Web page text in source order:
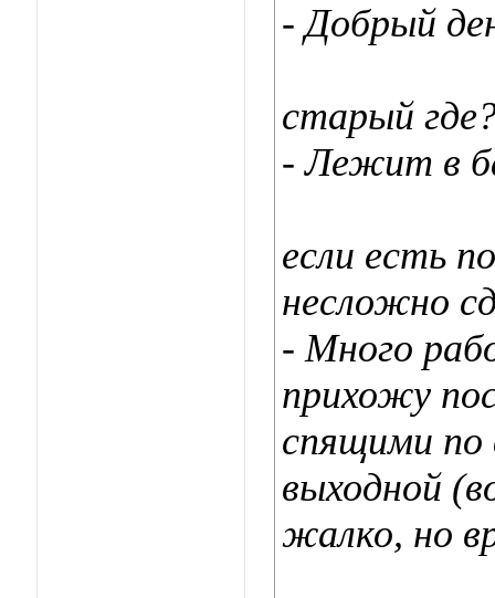
- Добрый
старый
- Лежит в
если есть
несложно
- Много
прихожу
спящими по
выходной
жалко, но